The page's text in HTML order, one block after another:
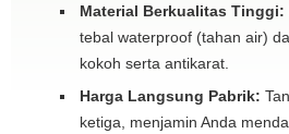
Material Berkualitas Tinggi:
tebal waterproof (tahan air)
kokoh serta antikarat.
Harga Langsung Pabrik:
ketiga, menjamin Anda